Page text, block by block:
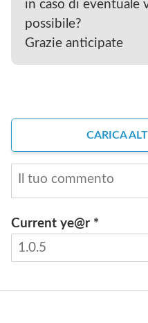
in caso di eventuale
possibile?
Grazie anticipate
CARICA
Current ye@r *